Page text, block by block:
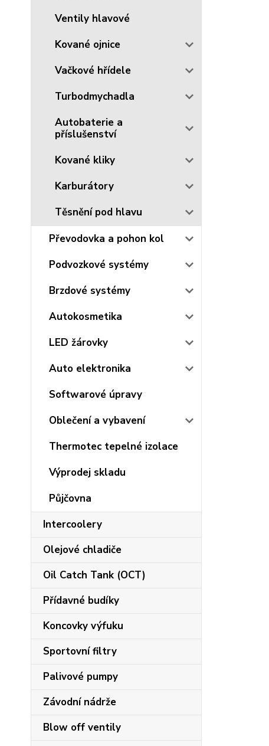
Ventily hlavové
Kované ojnice
Vačkové hřídele
Turbodmychadla
Autobaterie a
příslušenství
Kované kliky
Karburátory
Těsnění pod hlavu
Převodovka a pohon kol
Podvozkové systémy
Brzdové systémy
Autokosmetika
LED žárovky
Auto elektronika
Softwarové úpravy
Oblečení a vybavení
Thermotec tepelné izolace
Výprodej skladu
Půjčovna
Intercoolery
Olejové chladiče
Oil Catch Tank (OCT)
Přídavné budíky
Koncovky výfuku
Sportovní filtry
Palivové pumpy
Závodní nádrže
Blow off ventily